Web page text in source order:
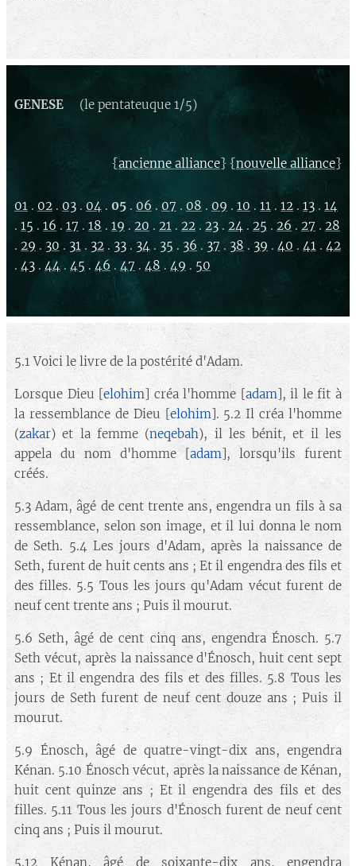
GENESE (le pentateuque 1/5)
{ancienne alliance} {nouvelle alliance}
01 . 02 . 03 . 04 . 05 . 06 . 07 . 08 . 09 . 10 . 11 . 12 . 13 . 14
. 15 . 16 . 17 . 18 . 19 . 20 . 21 . 22 . 23 . 24 . 25 . 26 . 27 . 28
. 29 . 30 . 31 . 32 . 33 . 34 . 35 . 36 . 37 . 38. 39 . 40 . 41 . 42
. 43 . 44 . 45 . 46 . 47 . 48 . 49 . 50
5.1 Voici le livre de la postérité d'Adam.
Lorsque Dieu [elohim] créa l'homme [adam], il le fit à
la ressemblance de Dieu [elohim]. 5.2 Il créa l'homme
(zakar) et la femme (neqebah), il les bénit, et il les
appela du nom d'homme [adam], lorsqu'ils furent
créés.
5.3 Adam, âgé de cent trente ans, engendra un fils à sa
ressemblance, selon son image, et il lui donna le nom
de Seth. 5.4 Les jours d'Adam, après la naissance de
Seth, furent de huit cents ans ; Et il engendra des fils et
des filles. 5.5 Tous les jours qu'Adam vécut furent de
neuf cent trente ans ; Puis il mourut.
5.6 Seth, âgé de cent cinq ans, engendra Énosch. 5.7
Seth vécut, après la naissance d'Énosch, huit cent sept
ans ; Et il engendra des fils et des filles. 5.8 Tous les
jours de Seth furent de neuf cent douze ans ; Puis il
mourut.
5.9 Énosch, âgé de quatre-vingt-dix ans, engendra
Kénan. 5.10 Énosch vécut, après la naissance de Kénan,
huit cent quinze ans ; Et il engendra des fils et des
filles. 5.11 Tous les jours d'Énosch furent de neuf cent
cinq ans ; Puis il mourut.
5.12 Kénan, âgé de soixante-dix ans, engendra